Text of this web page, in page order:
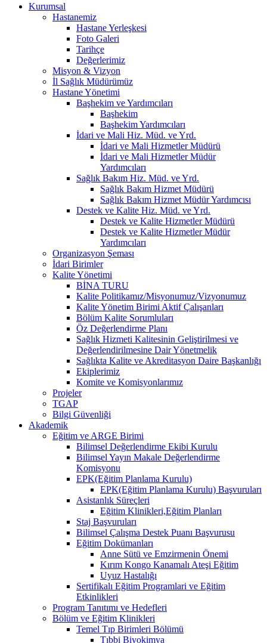
Kurumsal
Hastanemiz
Hastane Yerleşkesi
Foto Galeri
Tarihçe
Değerlerimiz
Misyon & Vizyon
İl Sağlık Müdürümüz
Hastane Yönetimi
Başhekim ve Yardımcıları
Başhekim
Başhekim Yardımcıları
İdari ve Mali Hiz. Müd. ve Yrd.
İdari ve Mali Hizmetler Müdürü
İdari ve Mali Hizmetler Müdür
Yardımcıları
Sağlık Bakım Hiz. Müd. ve Yrd.
Sağlık Bakım Hizmet Müdürü
Sağlık Bakım Hizmet Müdür Yardımcısı
Destek ve Kalite Hiz. Müd. ve Yrd.
Destek ve Kalite Hizmetler Müdürü
Destek ve Kalite Hizmetler Müdür
Yardımcıları
Organizasyon Şeması
İdari Birimler
Kalite Yönetimi
BİNA TURU
Kalite Politikamız/Misyonumuz/Vizyonumuz
Kalite Yönetim Birimi Aktif Çalışanları
Bölüm Kalite Sorumluları
Öz Değerlendirme Planı
Sağlık Hizmeti Kalitesinin Geliştirilmesi ve
Değerlendirilmesine Dair Yönetmelik
Sağlıkta Kalite ve Akreditasyon Daire Başkanlığı
Ekiplerimiz
Komite ve Komisyonlarımız
Projeler
TGAP
Bilgi Güvenliği
Akademik
Eğitim ve ARGE Birimi
Bilimsel Değerlendirme Ekibi Kurulu
Bilimsel Yayın Makale Değerlendirme
Komisyonu
EPK(Eğitim Planlama Kurulu)
EPK(Eğitim Planlama Kurulu) Başvuruları
Asistanlık Süreçleri
Eğitim Klinikleri,Eğitim Planları
Staj Başvuruları
Bilimsel Çalışma Destek Puanı Başvurusu
Eğitim Dokümanları
​Anne Sütü ve Emzirmenin Önemi
Kırım Kongo Kanamalı Ateşi Eğitim
Uyuz Hastalığı
Sertifikalı Eğitim Programlari ve Eğitim
Etkinlikleri
Program Tanıtımı ve Hedefleri
Bölüm ve Eğitim Klinikleri
Temel Tıp Birimleri Bölümü
Tıbbi Biyokimya